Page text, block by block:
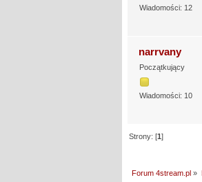
Wiadomości: 12
narrvany
Początkujący
Wiadomości: 10
Strony: [1]
Forum 4stream.pl »